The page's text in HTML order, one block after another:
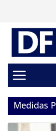
conteúdo
Medidas